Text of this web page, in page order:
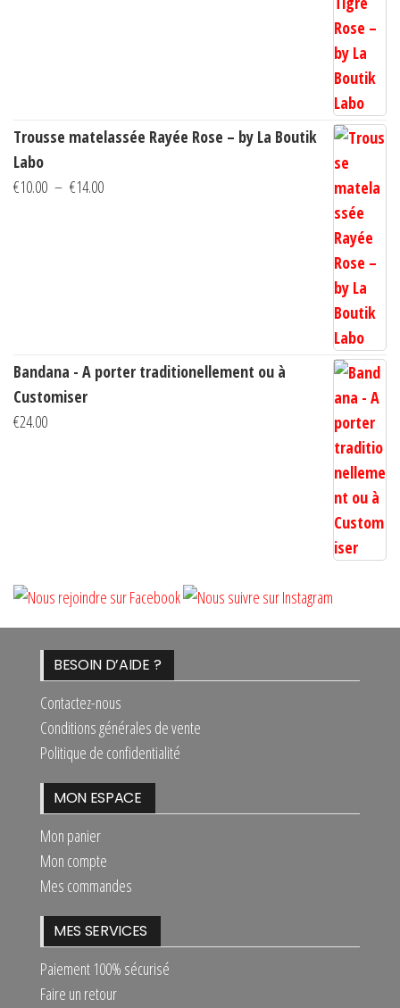
Trousse matelassée Rayée Rose – by La Boutik
Labo
€10.00 – €14.00Plage
Bandana - A porter traditionellement ou à
Customiser
€24.00
BESOIN D’AIDE ?
Contactez-nous
Conditions générales de vente
Politique de confidentialité
MON ESPACE
Mon panier
Mon compte
Mes commandes
MES SERVICES
Paiement 100% sécurisé
Faire un retour